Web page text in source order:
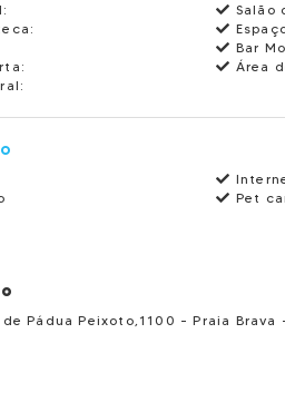
Salão
Bar
Área
Pet
Pádua Peixoto,1100 - Praia